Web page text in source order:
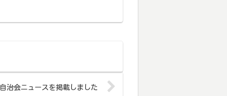
自治会ニュースを掲載しました